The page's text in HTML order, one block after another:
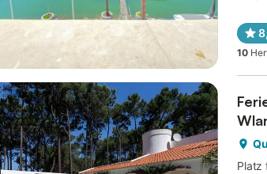
10
Platz